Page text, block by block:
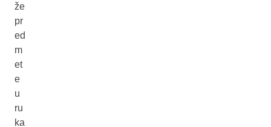
že
pr
ed
m
et
e
u
ru
ka